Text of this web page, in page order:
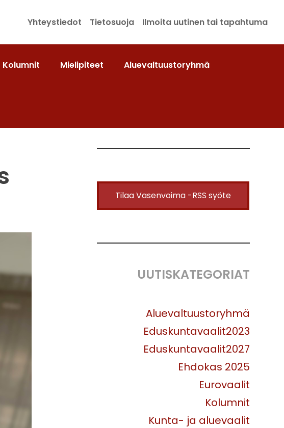
Yhteystiedot Tietosuoja Ilmoita uutinen tai tapahtuma
Kolumnit Mielipiteet Aluevaltuustoryhmä
Tilaa Vasenvoima -RSS syöte
UUTISKATEGORIAT
Aluevaltuustoryhmä
Eduskuntavaalit2023
Eduskuntavaalit2027
Ehdokas 2025
Eurovaalit
Kolumnit
Kunta- ja aluevaalit